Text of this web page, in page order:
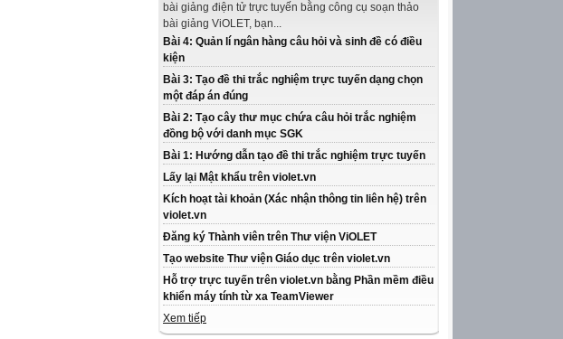
bài giảng điện tử trực tuyến bằng công cụ soạn thảo
bài giảng ViOLET, bạn...
Bài 4: Quản lí ngân hàng câu hỏi và sinh đề có điều
kiện
Bài 3: Tạo đề thi trắc nghiệm trực tuyến dạng chọn
một đáp án đúng
Bài 2: Tạo cây thư mục chứa câu hỏi trắc nghiệm
đồng bộ với danh mục SGK
Bài 1: Hướng dẫn tạo đề thi trắc nghiệm trực tuyến
Lấy lại Mật khẩu trên violet.vn
Kích hoạt tài khoản (Xác nhận thông tin liên hệ) trên
violet.vn
Đăng ký Thành viên trên Thư viện ViOLET
Tạo website Thư viện Giáo dục trên violet.vn
Hỗ trợ trực tuyến trên violet.vn bằng Phần mềm điều
khiển máy tính từ xa TeamViewer
Xem tiếp